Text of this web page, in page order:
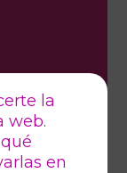
la
web.
en